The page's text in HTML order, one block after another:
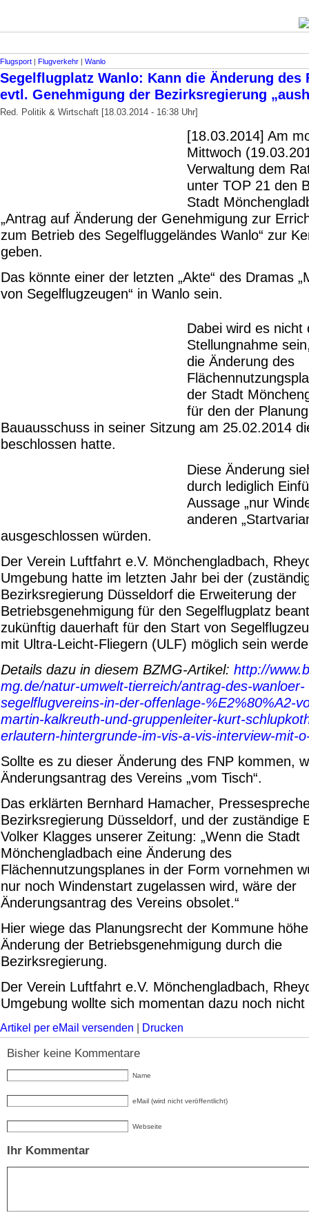
Flugsport | Flugverkehr | Wanlo
Segelflugplatz Wanlo: Kann die Änderung des
evtl. Genehmigung der Bezirksregierung
Red. Politik & Wirtschaft [18.03.2014 - 16:38 Uhr]
[18.03.2014] Am
Mittwoch
Verwaltung dem
unter TOP 21 den
Stadt
„Antrag auf Änderung der Genehmigung zur
zum Betrieb des Segelfluggeländes Wanlo“ zur
geben.
Das könnte einer der letzten „Akte“ des Dramas
von Segelflugzeugen“ in Wanlo sein.
Dabei wird es nicht
Stellungnahme
die Änderung des
der Stadt
für den der
Bauausschuss in seiner Sitzung am 25.02.2014
beschlossen hatte.
Diese Änderung
durch lediglich
Aussage „nur
anderen
ausgeschlossen würden.
Der Verein Luftfahrt e.V. Mönchengladbach,
Umgebung hatte im letzten Jahr bei der
Bezirksregierung Düsseldorf die Erweiterung der
Betriebsgenehmigung für den Segelflugplatz
zukünftig dauerhaft für den Start von
mit Ultra-Leicht-Fliegern (ULF) möglich sein
Details dazu in diesem BZMG-Artikel: http://
mg.de/natur-umwelt-tierreich/antrag-des-wanloer-
segelflugvereins-in-der-offenlage-%E2%80%A2-
martin-kalkreuth-und-gruppenleiter-kurt-
erlautern-hintergrunde-im-vis-a-vis-interview-mit-
Sollte es zu dieser Änderung des FNP kommen,
Änderungsantrag des Vereins „vom Tisch“.
Das erklärten Bernhard Hamacher,
Bezirksregierung Düsseldorf, und der zuständige
Volker Klagges unserer Zeitung: „Wenn die Stadt
Mönchengladbach eine Änderung des
Flächennutzungsplanes in der Form vornehmen
nur noch Windenstart zugelassen wird, wäre der
Änderungsantrag des Vereins obsolet.“
Hier wiege das Planungsrecht der Kommune
Änderung der Betriebsgenehmigung durch die
Bezirksregierung.
Der Verein Luftfahrt e.V. Mönchengladbach,
Umgebung wollte sich momentan dazu noch
Artikel per eMail versenden Drucken
Bisher keine Kommentare
Name
eMail (wird nicht veröffentlicht)
Webseite
Ihr Kommentar